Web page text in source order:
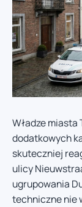
Władze
dodatkowych
skuteczniej
ulicy
ugrupowania
techniczne nie